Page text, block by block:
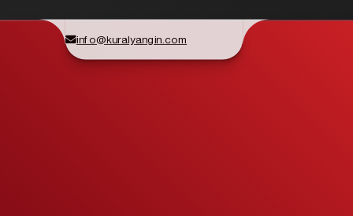
info@kuralyangin.com